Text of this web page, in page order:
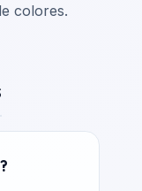
colores.